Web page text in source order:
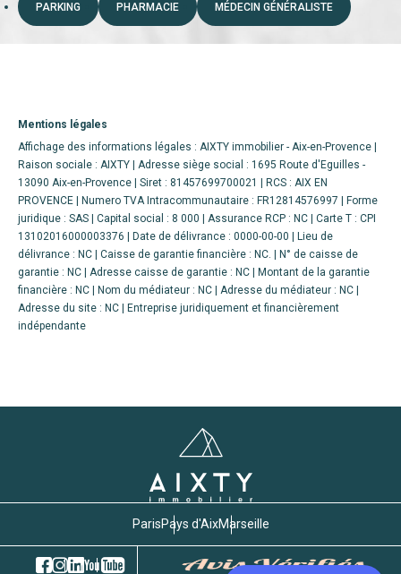
PARKING PHARMACIE MÉDECIN GÉNÉRALISTE
Mentions légales
Affichage des informations légales : AIXTY immobilier - Aix-en-Provence |
Raison sociale : AIXTY | Adresse siège social : 1695 Route d'Eguilles -
13090 Aix-en-Provence | Siret : 81457699700021 | RCS : AIX EN
PROVENCE | Numero TVA Intracommunautaire : FR12814576997 | Forme
juridique : SAS | Capital social : 8 000 | Assurance RCP : NC | Carte T : CPI
13102016000003376 | Date de délivrance : 0000-00-00 | Lieu de
délivrance : NC | Caisse de garantie financière : NC. | N° de caisse de
garantie : NC | Adresse caisse de garantie : NC | Montant de la garantie
financière : NC | Nom du médiateur : NC | Adresse du médiateur : NC |
Adresse du site : NC |
Entreprise juridiquement et financièrement
indépendante
ParisPays d'AixMarseille